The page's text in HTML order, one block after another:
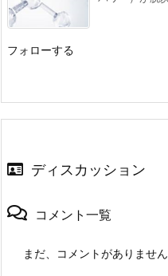
フォローする
ディスカッション
コメント一覧
まだ、コメントがありません